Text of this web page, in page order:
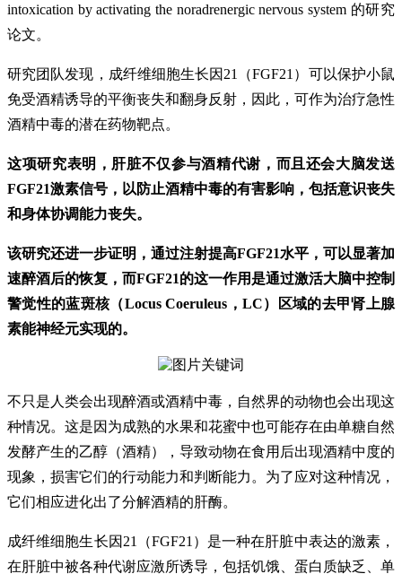
intoxication by activating the noradrenergic nervous system 的研究
论文。
研究团队发现，成纤维细胞生长因21（FGF21）可以保护小鼠
免受酒精诱导的平衡丧失和翻身反射，因此，可作为治疗急性
酒精中毒的潜在药物靶点。
这项研究表明，肝脏不仅参与酒精代谢，而且还会大脑发送
FGF21激素信号，以防止酒精中毒的有害影响，包括意识丧失
和身体协调能力丧失。
该研究还进一步证明，通过注射提高FGF21水平，可以显著加
速醉酒后的恢复，而FGF21的这一作用是通过激活大脑中控制
警觉性的蓝斑核（Locus Coeruleus，LC）区域的去甲肾上腺
素能神经元实现的。
不只是人类会出现醉酒或酒精中毒，自然界的动物也会出现这
种情况。这是因为成熟的水果和花蜜中也可能存在由单糖自然
发酵产生的乙醇（酒精），导致动物在食用后出现酒精中度的
现象，损害它们的行动能力和判断能力。为了应对这种情况，
它们相应进化出了分解酒精的肝酶。
成纤维细胞生长因21（FGF21）是一种在肝脏中表达的激素，
在肝脏中被各种代谢应激所诱导，包括饥饿、蛋白质缺乏、单